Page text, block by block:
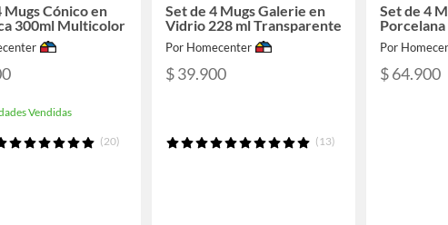
Mugs Cónico en
300ml Multicolor
Vendidas
(20)
Set de 4 Mugs Galerie en
Vidrio 228 ml Transparente
Por Homecenter
$ 39.900
(13)
Set de 4
Por
$ 64.900